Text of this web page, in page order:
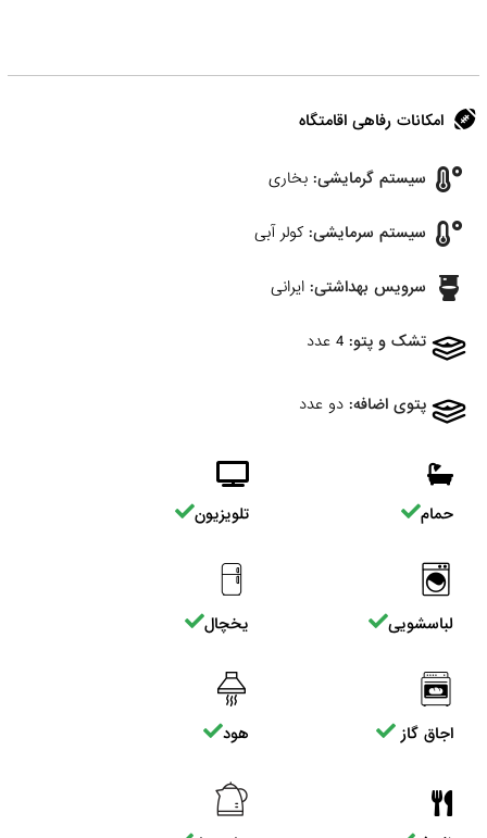
امکانات رفاهی اقامتگاه
سیستم گرمایشی: بخاری
سیستم سرمایشی: کولر آبی
سرویس بهداشتی: ایرانی
تشک و پتو: 4 عدد
پتوی اضافه: دو عدد
حمام تلویزیون
لباسشویی یخچال
اجاق گاز هود